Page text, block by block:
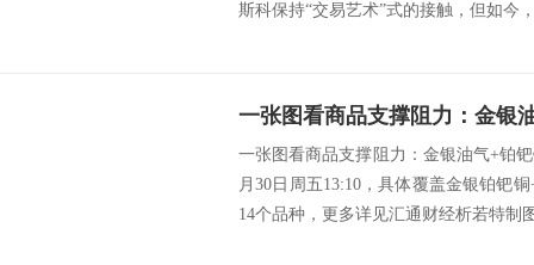
斯科保持“交易艺术”式的接触，但如今
一张图看商品支撑阻力：金银油气+铂
月30日周五13:10，具体覆盖金银铂钯
14个品种，更多详见汇通财经析若特制